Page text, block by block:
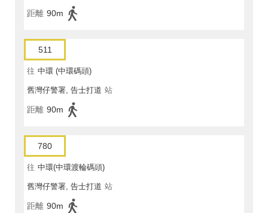
距離 90m
511
往 中環 (中環碼頭)
舊灣仔警署, 告士打道 站
距離 90m
780
往 中環(中環渡輪碼頭)
舊灣仔警署, 告士打道 站
距離 90m